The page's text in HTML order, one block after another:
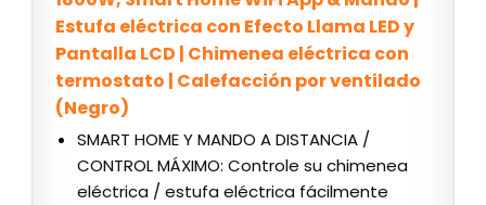
Estufa eléctrica con Efecto Llama LED y
Pantalla LCD | Chimenea eléctrica con
termostato | Calefacción por ventilado
(Negro)
SMART HOME Y MANDO A DISTANCIA /
CONTROL MÁXIMO: Controle su chimenea
eléctrica / estufa eléctrica fácilmente